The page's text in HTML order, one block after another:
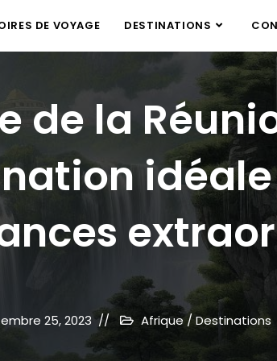
DE VOYAGE DESTINATIONS
de la
25, 2023 Afrique/ Destinations